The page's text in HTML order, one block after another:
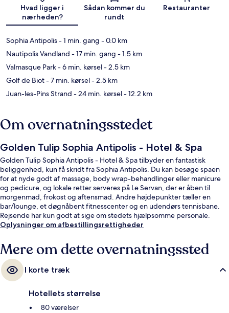
Hvad ligger i
nærheden?
Sådan kommer du
rundt
Restauranter
Sophia Antipolis- 1 min. gang - 0.0 km
Nautipolis Vandland - 17 min. gang - 1.5 km
Valmasque Park- 6 min. kørsel- 2.5 km
Golf de Biot- 7 min. kørsel- 2.5 km
Juan-les-Pins Strand - 24 min. kørsel- 12.2 km
Om overnatningsstedet
Golden Tulip Sophia Antipolis - Hotel & Spa
Golden Tulip Sophia Antipolis - Hotel & Spa tilbyder en fantastisk
beliggenhed, kun få skridt fra Sophia Antipolis. Du kan besøge spaen
for at nyde godt af massage, body wrap-behandlinger eller manicure
og pedicure, og lokale retter serveres på Le Servan, der er åben til
morgenmad, frokost og aftensmad. Andre højdepunkter tæller en
bar/lounge, et døgnåbent fitnesscenter og en udendørs tennisbane.
Rejsende har kun godt at sige om stedets hjælpsomme personale.
Oplysninger om afbestillingsrettigheder
Mere om dette overnatningssted
I korte træk
Hotellets størrelse
80 værelser